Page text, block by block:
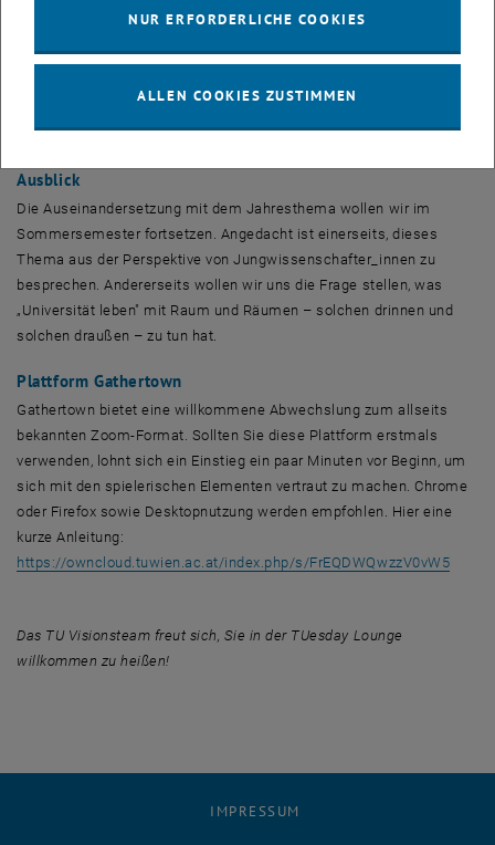
der Studierenden von „Universität leben" im Mittelpunkt stehen.
Ausblick
Die Auseinandersetzung mit dem Jahresthema wollen wir im
Sommersemester fortsetzen. Angedacht ist einerseits, dieses
Thema aus der Perspektive von Jungwissenschafter_innen zu
besprechen. Andererseits wollen wir uns die Frage stellen, was
„Universität leben" mit Raum und Räumen – solchen drinnen und
solchen draußen – zu tun hat.
Plattform Gathertown
Gathertown bietet eine willkommene Abwechslung zum allseits
bekanntenZoom-Format. Sollten Sie diese Plattform erstmals
verwenden, lohnt sich ein Einstieg ein paar Minuten vor Beginn, um
sich mit den spielerischen Elementen vertraut zu machen. Chrome
oder Firefox sowie Desktopnutzung werden empfohlen. Hier eine
kurze Anleitung:
https://owncloud.tuwien.ac.at/index.php/s/FrEQDWQwzzV0vW5,
Das TU Visionsteam freut sich, Sie in der TUesday Lounge
willkommen zu heißen!
IMPRESSUM
NUR ERFORDERLICHE COOKIES
ALLEN COOKIES ZUSTIMMEN